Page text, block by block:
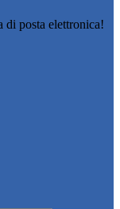
di posta elettronica!